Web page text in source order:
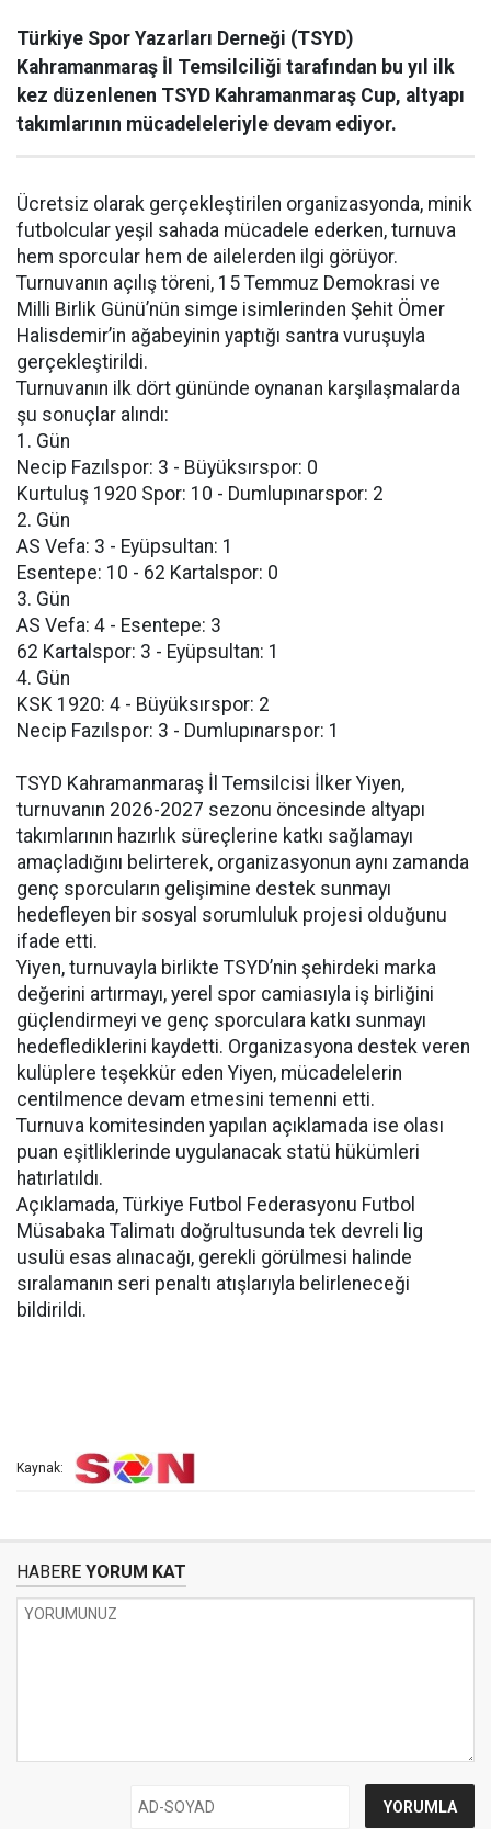
Türkiye Spor Yazarları Derneği (TSYD)
Kahramanmaraş İl Temsilciliği tarafından bu yıl ilk
kez düzenlenen TSYD Kahramanmaraş Cup, altyapı
takımlarının mücadeleleriyle devam ediyor.
Ücretsiz olarak gerçekleştirilen organizasyonda, minik
futbolcular yeşil sahada mücadele ederken, turnuva
hem sporcular hem de ailelerden ilgi görüyor.
Turnuvanın açılış töreni, 15 Temmuz Demokrasi ve
Milli Birlik Günü’nün simge isimlerinden Şehit Ömer
Halisdemir’in ağabeyinin yaptığı santra vuruşuyla
gerçekleştirildi.
Turnuvanın ilk dört gününde oynanan karşılaşmalarda
şu sonuçlar alındı:
1. Gün
Necip Fazılspor: 3 - Büyüksırspor: 0
Kurtuluş 1920 Spor: 10 - Dumlupınarspor: 2
2. Gün
AS Vefa: 3 - Eyüpsultan: 1
Esentepe: 10 - 62 Kartalspor: 0
3. Gün
AS Vefa: 4 - Esentepe: 3
62 Kartalspor: 3 - Eyüpsultan: 1
4. Gün
KSK 1920: 4 - Büyüksırspor: 2
Necip Fazılspor: 3 - Dumlupınarspor: 1
TSYD Kahramanmaraş İl Temsilcisi İlker Yiyen,
turnuvanın 2026-2027 sezonu öncesinde altyapı
takımlarının hazırlık süreçlerine katkı sağlamayı
amaçladığını belirterek, organizasyonun aynı zamanda
genç sporcuların gelişimine destek sunmayı
hedefleyen bir sosyal sorumluluk projesi olduğunu
ifade etti.
Yiyen, turnuvayla birlikte TSYD’nin şehirdeki marka
değerini artırmayı, yerel spor camiasıyla iş birliğini
güçlendirmeyi ve genç sporculara katkı sunmayı
hedeflediklerini kaydetti. Organizasyona destek veren
kulüplere teşekkür eden Yiyen, mücadelelerin
centilmence devam etmesini temenni etti.
Turnuva komitesinden yapılan açıklamada ise olası
puan eşitliklerinde uygulanacak statü hükümleri
hatırlatıldı.
Açıklamada, Türkiye Futbol Federasyonu Futbol
Müsabaka Talimatı doğrultusunda tek devreli lig
usulü esas alınacağı, gerekli görülmesi halinde
sıralamanın seri penaltı atışlarıyla belirleneceği
bildirildi.
Kaynak:
HABERE YORUM KAT